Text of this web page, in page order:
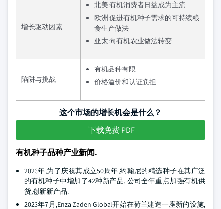
增长驱动因素
北美:有机消费者日益成为主流
欧洲:促进有机种子需求的可持续粮
食生产做法
亚太:向有机农业做法转变
陷阱与挑战
有机品种有限
价格溢价和认证负担
这个市场的增长机会是什么？
下载免费 PDF
有机种子品种产业新闻.
2023年,为了庆祝其成立50周年,约翰尼的精选种子在其广泛
的有机种子中增加了42种新产品. 公司全年重点加强有机供
货,创新新产品.
2023年7月,Enza Zaden Global开始在荷兰建造一座新的设施,